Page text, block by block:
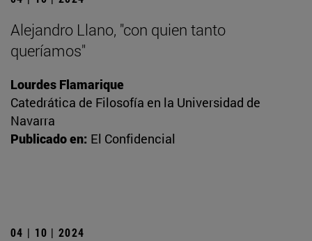
Alejandro Llano, "con quien tanto
queríamos"
Lourdes Flamarique
Catedrática de Filosofía en la Universidad de
Navarra
Publicado en: El Confidencial
04 | 10 | 2024